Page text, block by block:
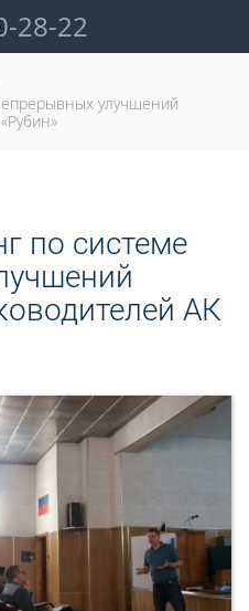
28-22
улучшений
по системе
АК